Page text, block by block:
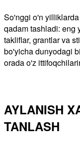
So'nggi o'n
qadam tashladi: eng
takliflar, grantlar va
bo'yicha dunyodagi
orada o'z
AYLANISH
TANLASH